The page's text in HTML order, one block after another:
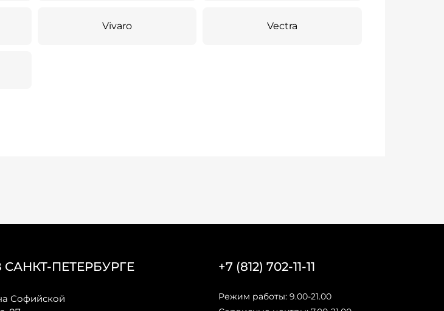
Vivaro Vectra
ПЕТЕРБУРГЕ
Софийской
+7 (812) 702-11-11
Режим работы: 9.00-21.00